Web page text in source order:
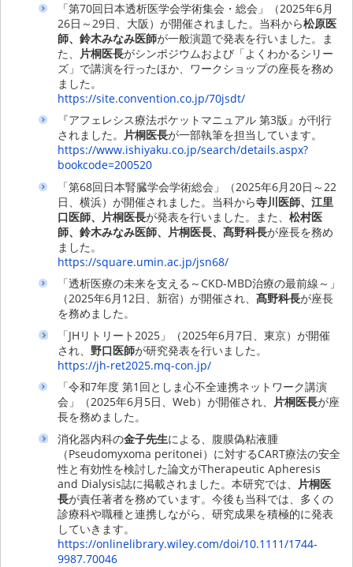
「第70回日本透析医学会学術集会・総会」（2025年6月
26日～29日、大阪）が開催されました。当科から松原医
師、鈴木みなみ医師が一般演題で発表を行いました。ま
た、 片桐医長がシンポジウムおよび「よくわかるシリー
ズ」で講演を行ったほか、ワークショップの座長を務め
ました。
https://site.convention.co.jp/70jsdt/
『アフェレシス療法ポケットマニュアル 第3版』が刊行
されました。 片桐医長が一部執筆を担当しています。
https://www.ishiyaku.co.jp/search/details.aspx?
bookcode=200520
「第68回日本腎臓学会学術総会」（2025年6月20日～22
日、横浜）が開催されました。当科から寺川医師、江里
口医師、片桐医長が発表を行いました。また、松村医
師、鈴木みなみ医師、片桐医長、髙野科長が座長を務め
ました。
https://square.umin.ac.jp/jsn68/
「透析医療の未来を支える～CKD-MBD治療の最前線～」
（2025年6月12日、新宿）が開催され、髙野科長が座長
を務めました。
「JHリトリート2025」（2025年6月7日、東京）が開催
され、 野口医師が研究発表を行いました。
https://jh-ret2025.mq-con.jp/
「令和7年度 第1回としま心不全連携ネットワーク講演
会」（2025年6月5日、Web）が開催され、 片桐医長が座
長を務めました。
消化器内科の金子先生による、腹膜偽粘液腫
（Pseudomyxoma peritonei）に対するCART療法の安全
性と有効性を検討した論文がTherapeutic Apheresis
and Dialysis誌に掲載されました。本研究では、 片桐医
長が責任著者を務めています。今後も当科では、多くの
診療科や職種と連携しながら、研究成果を積極的に発表
していきます。
https://onlinelibrary.wiley.com/doi/10.1111/1744-
9987.70046